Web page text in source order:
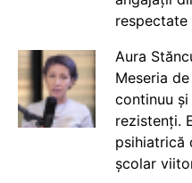
respectate
Aura
Meseria
continuu
rezistenți.
psihiatrică
școlar